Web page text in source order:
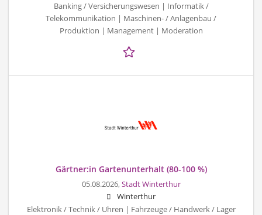
Banking / Versicherungswesen | Informatik /
Telekommunikation | Maschinen- / Anlagenbau /
Produktion | Management | Moderation
Gärtner:in Gartenunterhalt (80-100 %)
05.08.2026,Stadt Winterthur
Winterthur
Elektronik / Technik / Uhren | Fahrzeuge / Handwerk / Lager